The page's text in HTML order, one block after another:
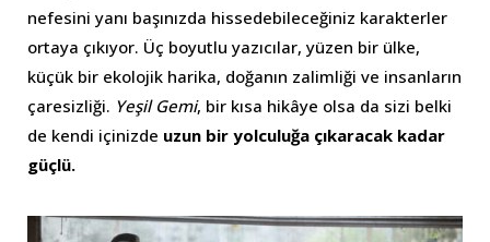
nefesini yanı başınızda hissedebileceğiniz karakterler
ortaya çıkıyor. Üç boyutlu yazıcılar, yüzen bir ülke,
küçük bir ekolojik harika, doğanın zalimliği ve insanların
çaresizliği. Yeşil Gemi, bir kısa hikâye olsa da sizi belki
de kendi içinizde uzun bir yolculuğa çıkaracak kadar
güçlü.